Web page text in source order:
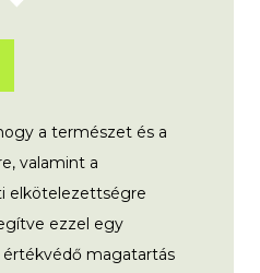
a természet és a
valamint a
elkötelezettségre
ezzel egy
magatartás